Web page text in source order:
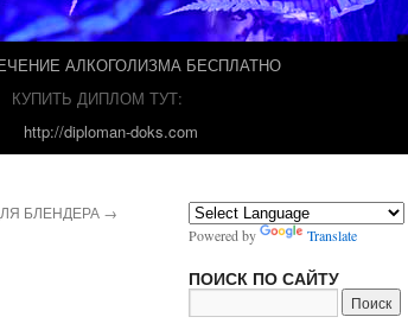
АЛКОГОЛИЗМА БЕСПЛАТНО
КУПИТЬ ДИПЛОМ ТУТ:
http://diploman-doks.com
БЛЕНДЕРА →
Powered by Translate
ПОИСК ПО САЙТУ